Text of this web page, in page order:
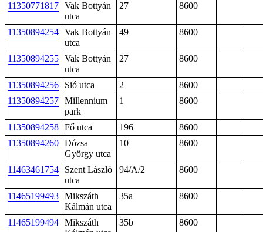
11350771817 Vak Bottyán
utca
27 8600
11350894254 Vak Bottyán
utca
49 8600
11350894255 Vak Bottyán
utca
27 8600
11350894256 Sió utca 2
8600
11350894257 Millennium
park
1 8600
11350894258 Fő utca 196
8600
11350894260 Dózsa
György utca
10 8600
11463461754
Szent László
utca
94/A/2 8600
11465199493 Mikszáth
Kálmán utca
35a 8600
11465199494 Mikszáth
35b 8600